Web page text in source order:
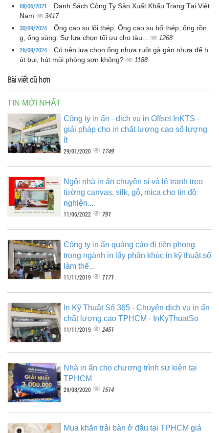
08/06/2021
Danh Sách Công Ty Sản Xuất Khẩu Trang Tại Việt
Nam
3417
30/09/2024
Ống cao su lõi thép, Ống cao su bố thép, ống rồn
g, ống sùng: Sự lựa chọn tối ưu cho tàu...
1268
26/09/2024
Có nên lựa chọn ống nhựa ruột gà gân nhựa để h
út bụi, hút mùi phòng sơn không?
1188
Bài viết cũ hơn
TIN MỚI NHẤT
Công ty in ấn - dịch vụ in Offset InKTS -
giải pháp cho in chất lượng cao số lượng
ít
29/01/2020 1749
Ngôi nhà in ấn chuyên sỉ và lẻ tranh treo
tường canvas, silk, gỗ, mica cho tín đồ
nghiện...
11/06/2022 791
Công ty in ấn quảng cáo đi tiên phong
trong ngành in lấy phân khúc in kỹ thuật số
làm thế...
11/11/2019 1171
In Kỹ Thuật Số 365 - Chuyên dịch vụ in ấn
chất lượng cao TPHCM - InKyThuatSo
11/11/2019 2451
Nhà in ấn cho chương trình sự kiện tại
TPHCM
29/08/2020 1514
Mua khăn trải bàn ở đâu tại TPHCM giá